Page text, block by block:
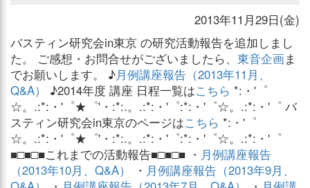
2013年11月29日(金)
バスティン研究会in東京 の研究活動報告を追加しまし
た。 ご感想・お問合せがございましたら、 東音企画ま
でお願いします。 ♪月例講座報告（2013年11月、
Q&A）
♪2014年度 講座 日程一覧はこちら *:・'゜
☆。.:*:・'゜★゜'・:*:.。.:*:・'゜:*:・'゜☆。.:*:・'゜ バ
スティン研究会in東京のページはこちら *:・'゜
☆。.:*:・'゜★゜'・:*:.。.:*:・'゜:*:・'゜☆。.:*:・'゜
■□■□■これまでの活動報告■□■□■ ・ 月例講座報告
（2013年10月、Q&A）
・ 月例講座報告（2013年9月、